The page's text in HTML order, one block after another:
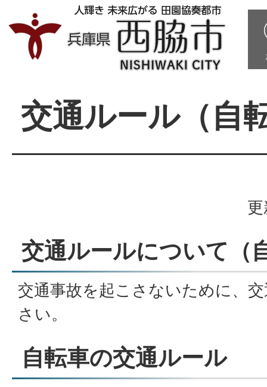
交通ルール（自
交通ルールについて（
交通事故を起こさないために、
さい。
自転車の交通ルール